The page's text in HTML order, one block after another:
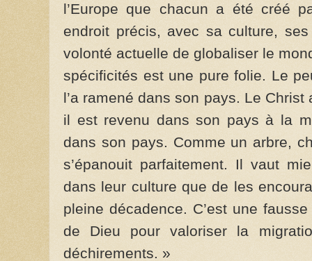
l’Europe que chacun a été créé
endroit précis, avec sa culture,
volonté actuelle de globaliser le
spécificités est une pure folie. Le
l’a ramené dans son pays. Le
il est revenu dans son pays à la
dans son pays. Comme un arbre,
s’épanouit parfaitement. Il vaut
dans leur culture que de les
pleine décadence. C’est une
de Dieu pour valoriser la
déchirements. »